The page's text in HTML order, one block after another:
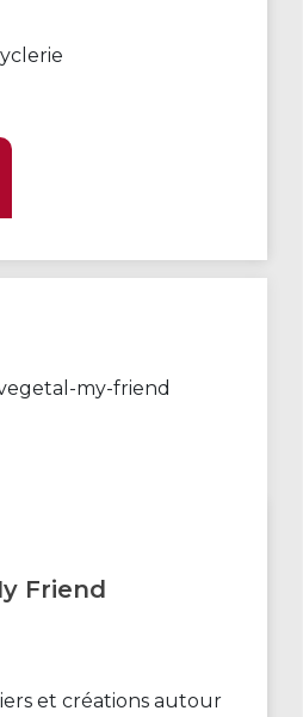
Friend
et créations autour